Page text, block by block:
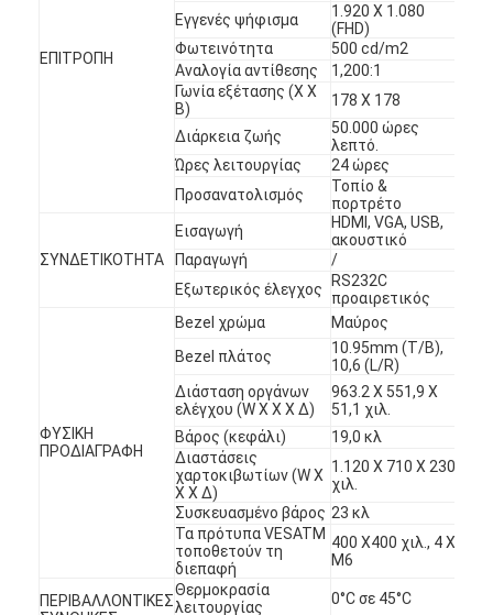
Εσωτερικό ψηφιακό σύστημα σηματοδότησης
Αδιάβροχο ψηφιακό σύστημα σηματοδότησης
Υπαίθρια ψηφιακή αφίσα
Τεντωμένη επιτροπή LCD
ΕΠΙΤΡΟΠΗ
Εγγενές ψήφισμα
1.920 X 1.080
(FHD)
Φωτεινότητα
500 cd/m2
Αναλογία αντίθεσης
1,200:1
Γωνία εξέτασης (Χ Χ
Β)
178 X 178
Διάρκεια ζωής
50.000 ώρες
λεπτό.
Ώρες λειτουργίας
24 ώρες
Προσανατολισμός
Τοπίο &
πορτρέτο
ΣΥΝΔΕΤΙΚΟΤΗΤΑ
Εισαγωγή
HDMI, VGA, USB,
ακουστικό
Παραγωγή
/
Εξωτερικός έλεγχος
RS232C
προαιρετικός
ΦΥΣΙΚΗ
ΠΡΟΔΙΑΓΡΑΦΗ
Bezel χρώμα
Μαύρος
Bezel πλάτος
10.95mm (T/B),
10,6 (L/R)
Διάσταση οργάνων
ελέγχου (W Χ Χ Χ Δ)
963.2 X 551,9 X
51,1 χιλ.
Βάρος (κεφάλι)
19,0 κλ
Διαστάσεις
χαρτοκιβωτίων (W Χ
Χ Χ Δ)
1.120 X 710 X 230
χιλ.
Συσκευασμένο βάρος 23 κλ
Τα πρότυπα VESATM
τοποθετούν τη
διεπαφή
400 X400 χιλ., 4 Χ
M6
ΠΕΡΙΒΑΛΛΟΝΤΙΚΕΣ
Θερμοκρασία
λειτουργίας
0°C σε 45°C